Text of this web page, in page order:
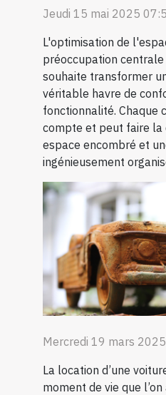
Jeudi 15 mai 2025
L'optimisation de
préoccupation
souhaite transformer
véritable havre de
fonctionnalité. Chaque
compte et peut faire la
espace encombré et
ingénieusement
Mercredi 19 mars
La location d’une
moment de vie que